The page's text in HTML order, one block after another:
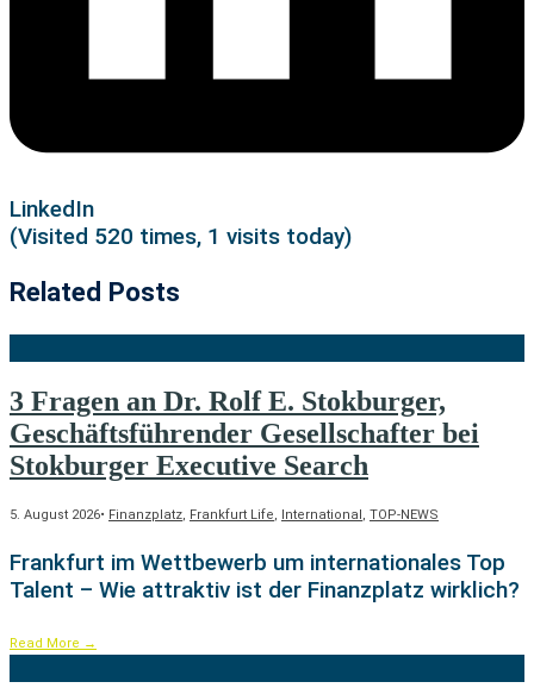
LinkedIn
(Visited 520 times, 1 visits today)
Related Posts
3 Fragen an Dr. Rolf E. Stokburger,
Geschäftsführender Gesellschafter bei
Stokburger Executive Search
5. August 2026• Finanzplatz, Frankfurt Life, International , TOP-NEWS
Frankfurt im Wettbewerb um internationales Top
Talent – Wie attraktiv ist der Finanzplatz wirklich?
Read More →